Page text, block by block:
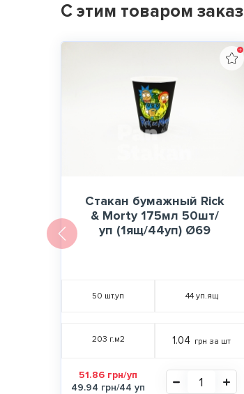
С этим товаром
Стакан бумажный Rick
& Morty 175мл 50шт/
уп (1ящ/44уп) Ø69
50 шт.уп 44уп.ящ
203 г.м2 1.04 грн за шт
51.86 грн/уп
49.94 грн/44 уп